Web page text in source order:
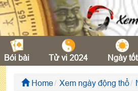
Bói bài Tử vi 2024 Ngày tốt
Home Xem ngày động thổ